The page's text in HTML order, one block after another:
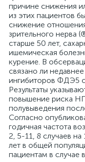
причине снижения
из этих пациентов
снижение
зрительного нерва
старше 50 лет,
ишемическая
курение. В
связано ли
ингибиторов ФДЭ5
Результаты
повышение риска
полувыведения
Согласно
годичная частота
2, 5-11, 8 случаев
лет в общей
пациентам в случае